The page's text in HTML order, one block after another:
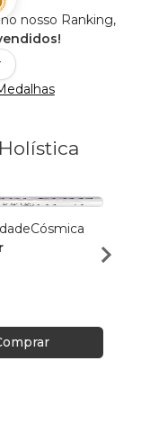
nosso Ranking,
Luan
R$